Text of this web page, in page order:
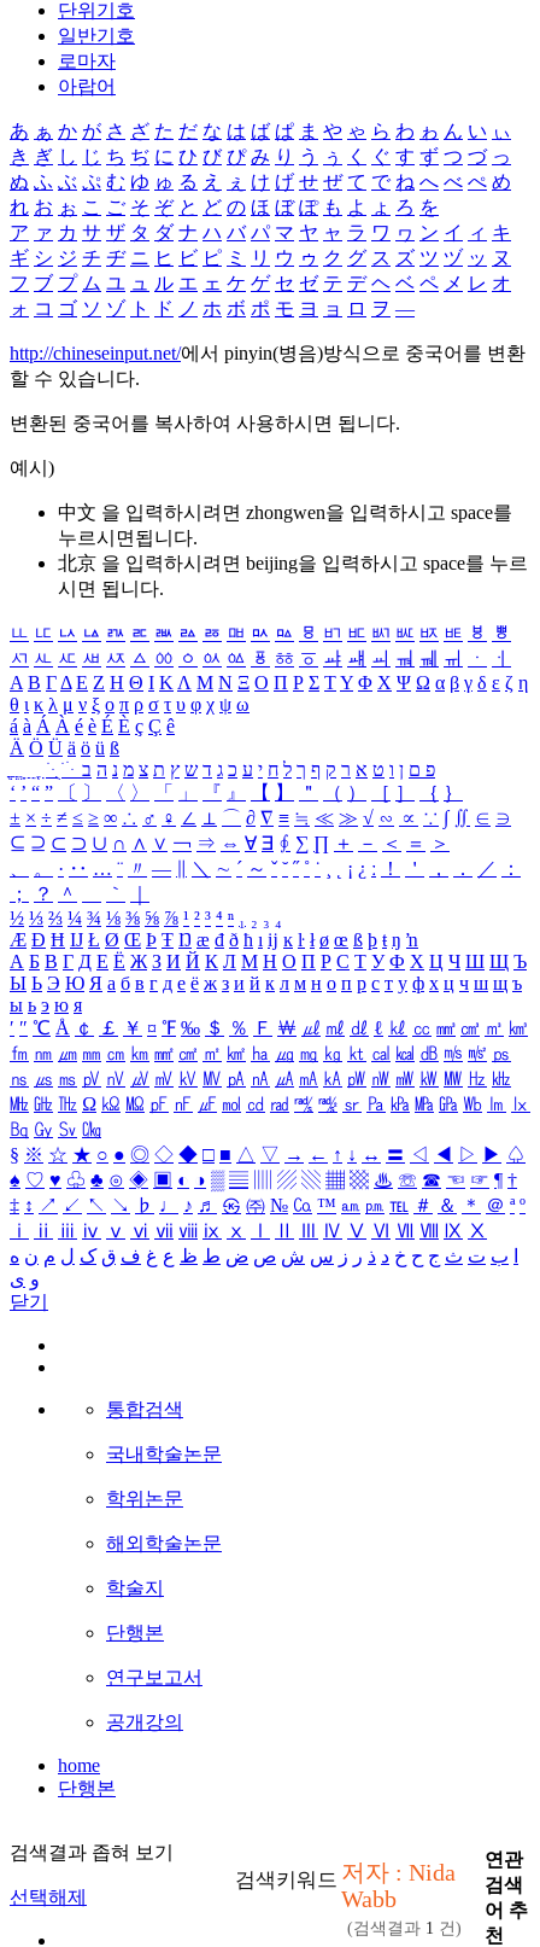
단위기호
일반기호
로마자
아랍어
あ ぁ か が さ ざ た だ な は ば ぱ ま や ゃ ら わ ゎ ん い ぃ
き ぎ し じ ち ぢ に ひ び ぴ み り う ぅ く ぐ す ず つ づ っ
ぬ ふ ぶ ぷ む ゆ ゅ る え ぇ け げ せ ぜ て で ね へ べ ぺ め
れ お ぉ こ ご そ ぞ と ど の ほ ぼ ぽ も よ ょ ろ を
ア ァ カ サ ザ タ ダ ナ ハ バ パ マ ヤ ャ ラ ワ ヮ ン イ ィ キ
ギ シ ジ チ ヂ ニ ヒ ビ ピ ミ リ ウ ゥ ク グ ス ズ ツ ヅ ッ ヌ
フ ブ プ ム ユ ュ ル エ ェ ケ ゲ セ ゼ テ デ ヘ ベ ペ メ レ オ
ォ コ ゴ ソ ゾ ト ド ノ ホ ボ ポ モ ヨ ョ ロ ヲ ―
http://chineseinput.net/에서 pinyin(병음)방식으로 중국어를 변환
할 수 있습니다.
변환된 중국어를 복사하여 사용하시면 됩니다.
예시)
中文 을 입력하시려면 zhongwen을 입력하시고 space를
누르시면됩니다.
北京 을 입력하시려면 beijing을 입력하시고 space를 누르
시면 됩니다.
ㅥ ㅦ ㅧ ㅨ ㅩ ㅪ ㅫ ㅬ ㅭ ㅮ ㅯ ㅰ ㅱ ㅲ ㅳ ㅴ ㅵ ㅶ ㅷ ㅸ
ㅹ
ㅺ ㅻ ㅼ ㅽ ㅾ ㅿ ㆀ ㆁ ㆂ ㆃ ㆄ ㆅ ㆆ ㆇ ㆈ ㆉ ㆊ ㆋ ㆌ ㆍ
ㆎ
Α Β ΓΔ Ε Ζ Η Θ Ι ΚΛ Μ Ν Ξ Ο Π Ρ Σ ΤΥ Φ Χ Ψ Ω α β γ δ ε ζ η
θ ι κ λ μ ν ξ ο π ρ σ τ υ φ χ ψ ω
á à Á À é è É È ç Ç ê
Ä Ö Ü ä ö ü ß
ִֶֹ ֻּ ׁׂ פ ם ן ו ט א ר ק ף ך ל ח י ע כ ג ד ש ץ ת צ מ נ ה ב
‘ ’ “ ” 〔 〕 〈 〉 「 」 『 』 【 】 ＂ （ ） ［ ］ ｛ ｝
± × ÷ ≠ ≤ ≥ ∞ ∴ ♂ ♀ ∠ ⊥ ⌒ ∂ ∇ ≡ ≒ ≪ ≫ √ ∽ ∝ ∵ ∫ ∬ ∈ ∋
⊆ ⊇ ⊂ ⊃ ∪ ∩ ∧ ∨ ￢ ⇒ ⇔ ∀ ∃ ∮ ∑ ∏ ＋ － ＜ ＝
＞
、
。 · ‥ … ¨ 〃 ― ＼ ∼ ´ ～ ˇ ˘ ˝ ˚ ˙ ¸ ¡ ¿ ː ！ ＇ ， ． ／
：
；
？ ＾ ｀
½ ⅓ ⅔ ¼ ¾ ⅛ ⅜ ⅝ ⅞ ¹ ² ³ ⁴ ⁿ ₁ ₂ ₃ ₄
Æ Ð Ħ Ĳ Ł Ø Œ Þ Ŧ Ŋ æ đ ð ħ ı ĳ ĸ ŀ ł ø œ ß þ ŧ ŋ ŉ
А Б В Г Д Е Ё Ж З И Й К Л М Н О П Р С Т У Ф Х Ц Ч Ш Щ Ъ
Ы Ь Э Ю Я а б в г д е ё ж з и й к л м н о п р с т у ф х ц ч ш щ ъ
ы ь э ю я
′ ″ ℃ Å ￠ ￡ ￥ ¤ ℉ ‰ ＄ ％ Ｆ ￦ ㎕ ㎖ ㎗ ℓ ㎘ ㏄ ㎣ ㎤ ㎥ ㎦
㎙ ㎚ ㎛ ㎜ ㎝ ㎞ ㎟ ㎠ ㎡ ㎢ ㏊ ㎍ ㎎ ㎏ ㏏ ㎈ ㎉ ㏈ ㎧ ㎨ ㎰
㎱ ㎲ ㎳ ㎴ ㎵ ㎶ ㎷ ㎸ ㎹ ㎀ ㎁ ㎂ ㎃ ㎄ ㎺ ㎻ ㎽ ㎾ ㎿ ㎐ ㎑
㎒ ㎓ ㎔ Ω ㏀ ㏁ ㎊ ㎋ ㎌ ㏖ ㏅ ㎭ ㎮ ㎯ ㏛ ㎩ ㎪ ㎫ ㎬ ㏝ ㏐
㏓
㏃ ㏉ ㏜ ㏆
§ ※ ☆ ★ ○ ● ◎ ◇ ◆ □ ■ △ ▽ → ← ↑ ↓ ↔ 〓 ◁ ◀ ▷ ▶ ♤
♠ ♡ ♥ ♧ ♣ ⊙ ◈ ▣ ◐ ◑ ▒ ▤ ▨ ▧ ▦ ▩ ♨ ☏ ☎ ☜ ☞ ¶ †
‡ ↕ ↗ ↙ ↖ ↘ ♭ ♩ ♪ ♬ ㉿ ㈜ № ㏇ ™ ㏂ ㏘ ℡ ＃ ＆ ＊ ＠ ª º
ⅰ
ⅱ ⅲ ⅳ ⅴ ⅵ ⅶ ⅷ ⅸ ⅹ Ⅳ Ⅴ Ⅵ Ⅶ Ⅷ Ⅸ Ⅹ
ب ت ث ج ح خ د ذ ر ز س ش ص ض ط ظ ع غ ف ق ک ل م ن ه
و ی
닫기
통합검색
국내학술논문
학위논문
해외학술논문
학술지
단행본
연구보고서
공개강의
home
단행본
검색결과 좁혀 보기
선택해제
검색키워드 저자 : Nida
Wabb
(검색결과 1 건)
연관
검색
어 추
천